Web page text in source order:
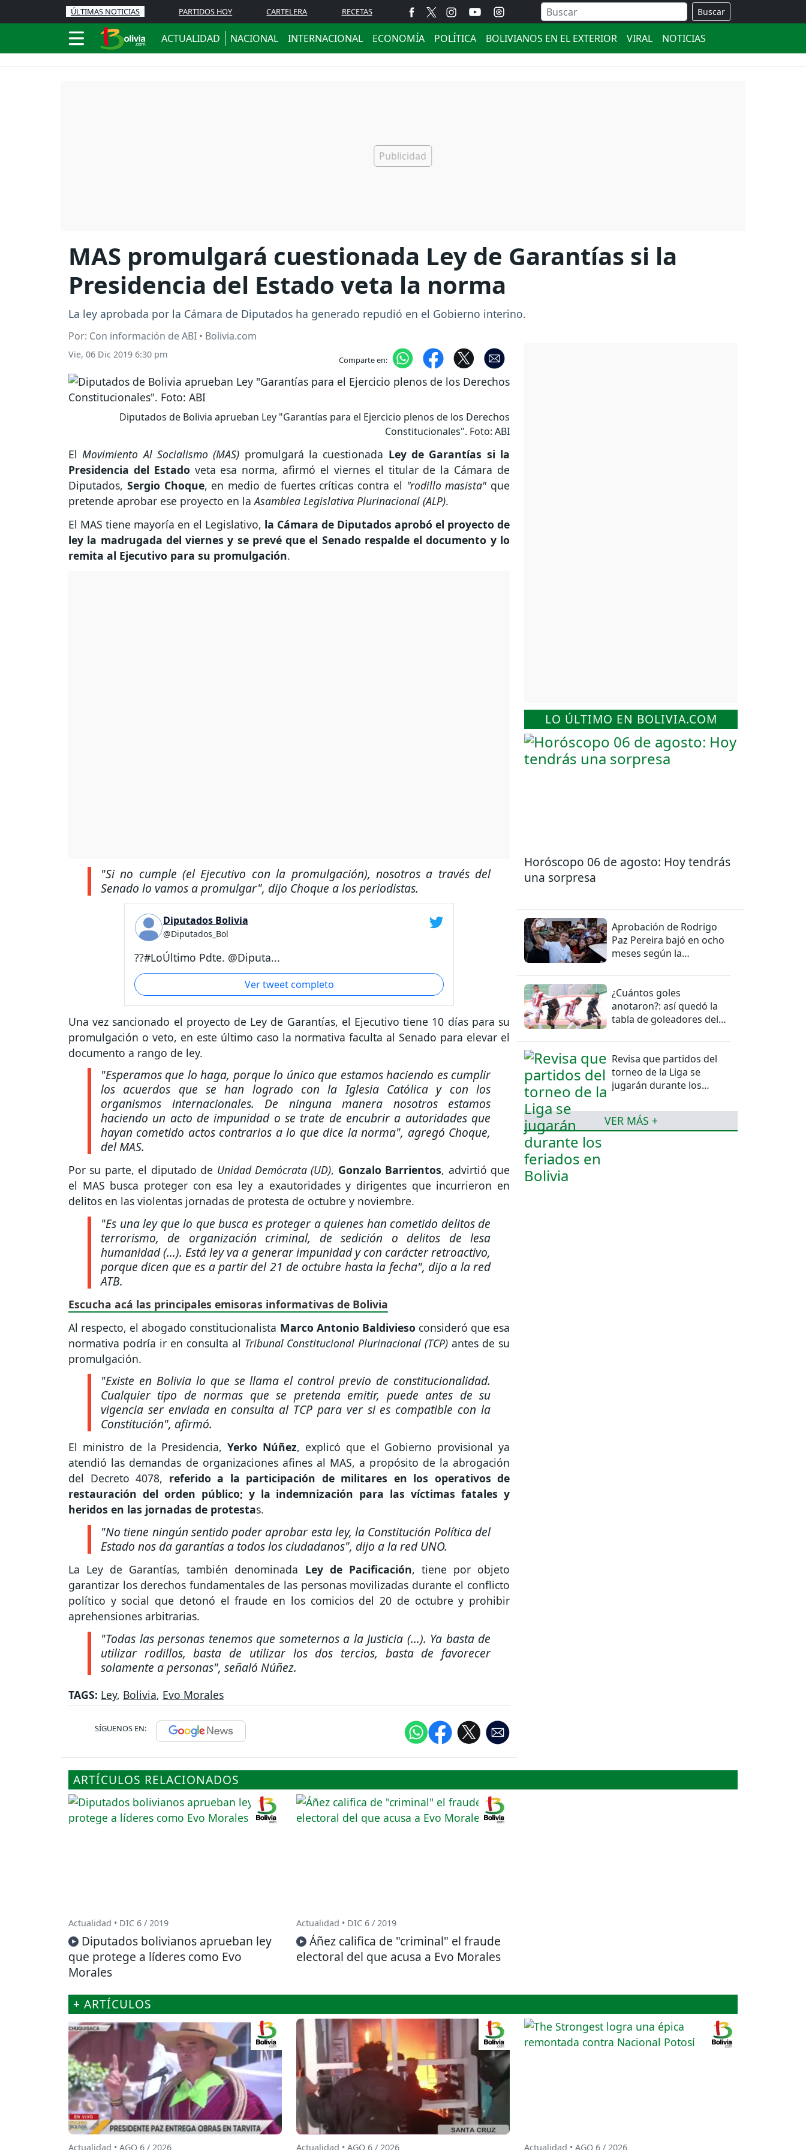
ÚLTIMAS NOTICIAS PARTIDOS HOY CARTELERA RECETAS Buscar
ACTUALIDAD NACIONAL INTERNACIONAL ECONOMÍA POLÍTICA BOLIVIANOS EN EL EXTERIOR VIRAL NOTICIAS
MAS promulgará cuestionada Ley de Garantías si la
Presidencia del Estado veta la norma
La ley aprobada por la Cámara de Diputados ha generado repudió en el Gobierno interino.
Por: Con información de ABI • Bolivia.com
Vie, 06 Dic 2019 6:30 pm Comparte en:
Diputados de Bolivia aprueban Ley "Garantías para el Ejercicio plenos de los Derechos
Constitucionales". Foto: ABI
ElMovimiento Al Socialismo (MAS) promulgará la cuestionada Ley de Garantías si la
Presidencia del Estado veta esa norma, afirmó el viernes el titular de la Cámara de
Diputados, Sergio Choque, en medio de fuertes críticas contra el "rodillo masista"que
pretende aprobar ese proyecto en la Asamblea Legislativa Plurinacional (ALP).
El MAS tiene mayoría en el Legislativo, la Cámara de Diputados aprobó el proyecto de
ley la madrugada del viernes y se prevé que el Senado respalde el documento y lo
remita al Ejecutivo para su promulgación.
"Si no cumple (el Ejecutivo con la promulgación), nosotros a través del
Senado lo vamos a promulgar", dijo Choque a los periodistas.
Diputados Bolivia
@Diputados_Bol
??#LoÚltimo Pdte. @Diputa...
Ver tweet completo
Una vez sancionado el proyecto de Ley de Garantías, el Ejecutivo tiene 10 días para su
promulgación o veto, en este último caso la normativa faculta al Senado para elevar el
documento a rango de ley.
"Esperamos que lo haga, porque lo único que estamos haciendo es cumplir
los acuerdos que se han logrado con la Iglesia Católica y con los
organismos internacionales. De ninguna manera nosotros estamos
haciendo un acto de impunidad o se trate de encubrir a autoridades que
hayan cometido actos contrarios a lo que dice la norma", agregó Choque,
del MAS.
Por su parte, el diputado de Unidad Demócrata (UD), Gonzalo Barrientos, advirtió que
el MAS busca proteger con esa ley a exautoridades y dirigentes que incurrieron en
delitos en las violentas jornadas de protesta de octubre y noviembre.
"Es una ley que lo que busca es proteger a quienes han cometido delitos de
terrorismo, de organización criminal, de sedición o delitos de lesa
humanidad (...). Está ley va a generar impunidad y con carácter retroactivo,
porque dicen que es a partir del 21 de octubre hasta la fecha", dijo a la red
ATB.
Escucha acá las principales emisoras informativas de Bolivia
Al respecto, el abogado constitucionalista Marco Antonio Baldivieso consideró que esa
normativa podría ir en consulta al Tribunal Constitucional Plurinacional (TCP)antes de su
promulgación.
"Existe en Bolivia lo que se llama el control previo de constitucionalidad.
Cualquier tipo de normas que se pretenda emitir, puede antes de su
vigencia ser enviada en consulta al TCP para ver si es compatible con la
Constitución", afirmó.
El ministro de la Presidencia,Yerko Núñez, explicó que el Gobierno provisional ya
atendió las demandas de organizaciones afines al MAS, a propósito de la abrogación
del Decreto 4078, referido a la participación de militares en los operativos de
restauración del orden público; y la indemnización para las víctimas fatales y
heridos en las jornadas de protestas.
"No tiene ningún sentido poder aprobar esta ley, la Constitución Política del
Estado nos da garantías a todos los ciudadanos", dijo a la red UNO.
La Ley de Garantías, también denominada Ley de Pacificación, tiene por objeto
garantizar los derechos fundamentales de las personas movilizadas durante el conflicto
político y social que detonó el fraude en los comicios del 20 de octubre y prohibir
aprehensiones arbitrarias.
"Todas las personas tenemos que someternos a la Justicia (...). Ya basta de
utilizar rodillos, basta de utilizar los dos tercios, basta de favorecer
solamente a personas", señaló Núñez.
TAGS: Ley, Bolivia, Evo Morales
SÍGUENOS EN:
LO ÚLTIMO EN BOLIVIA.COM
Horóscopo 06 de agosto: Hoy tendrás
una sorpresa
Aprobación de Rodrigo
Paz Pereira bajó en ocho
meses según la
¿Cuántos goles
anotaron?: así quedó la
tabla de goleadores del
Revisa que partidos del
torneo de la Liga se
jugarán durante los
VER MÁS +
ARTÍCULOS RELACIONADOS
Actualidad • DIC 6 / 2019
Diputados bolivianos aprueban ley
que protege a líderes como Evo
Morales
Actualidad • DIC 6 / 2019
Áñez califica de "criminal" el fraude
electoral del que acusa a Evo Morales
+ ARTÍCULOS
Actualidad • AGO 6 / 2026 Actualidad • AGO 6 / 2026 Actualidad • AGO 6 / 2026